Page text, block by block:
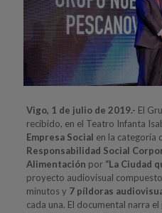
Vigo, 1 de julio de 2019.- El
recibido, en el Teatro Infanta
Empresa Social en la categoría
Responsabilidad Social
Alimentación por “La Ciudad
proyecto audiovisual
minutos y 7 píldoras
cada una. El documental narra